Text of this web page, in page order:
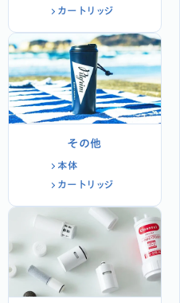
カートリッジ
その他
本体
カートリッジ